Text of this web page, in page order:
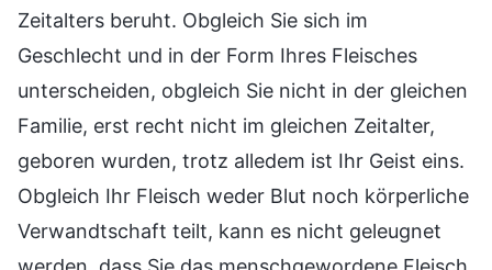
Zeitalters beruht. Obgleich Sie sich im
Geschlecht und in der Form Ihres Fleisches
unterscheiden, obgleich Sie nicht in der gleichen
Familie, erst recht nicht im gleichen Zeitalter,
geboren wurden, trotz alledem ist Ihr Geist eins.
Obgleich Ihr Fleisch weder Blut noch körperliche
Verwandtschaft teilt, kann es nicht geleugnet